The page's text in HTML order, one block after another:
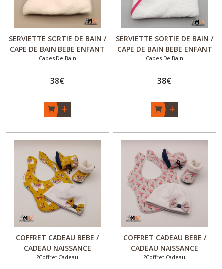
SERVIETTE SORTIE DE BAIN /
CAPE DE BAIN BEBE ENFANT
ORIGINALE - " Pirate des
Coton BIOLOGIQUE ou
cadeau naissance Garçon -
Fait main - Made in France
Capes De Bain
38€
SERVIETTE SORTIE DE BAIN /
CAPE DE BAIN BEBE ENFANT
ORIGINALE - Versions
ou Bambou Oeko-Tex-
naissance Fille - Fait main -
Made in France
Capes De Bain
38€
COFFRET CADEAU BEBE /
CADEAU NAISSANCE
ORIGINAL - Chaussons
?Coffret Cadeau
COFFRET CADEAU BEBE /
CADEAU NAISSANCE
ORIGINAL - Chaussons
?Coffret Cadeau